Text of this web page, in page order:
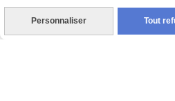
Votre Email
Personnaliser Tout